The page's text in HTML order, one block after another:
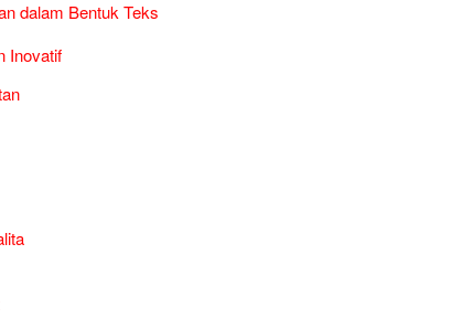
dalam Bentuk Teks
Inovatif